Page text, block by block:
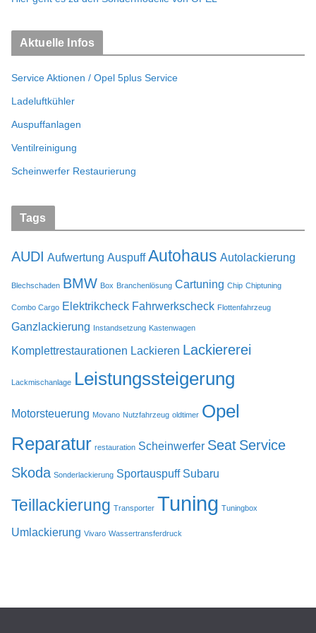
Aktuelle Infos
Service Aktionen / Opel 5plus Service
Ladeluftkühler
Auspuffanlagen
Ventilreinigung
Scheinwerfer Restaurierung
Tags
AUDI Aufwertung Auspuff Autohaus Autolackierung
Blechschaden BMW Box Branchenlösung Cartuning Chip Chiptuning
Combo Cargo Elektrikcheck Fahrwerkscheck Flottenfahrzeug
Ganzlackierung Instandsetzung Kastenwagen
Komplettrestaurationen Lackieren Lackiererei
Lackmischanlage Leistungssteigerung
Motorsteuerung Movano Nutzfahrzeug oldtimer Opel
Reparatur restauration Scheinwerfer Seat Service
Skoda Sonderlackierung Sportauspuff Subaru
Teillackierung Transporter Tuning Tuningbox
Umlackierung Vivaro Wassertransferdruck